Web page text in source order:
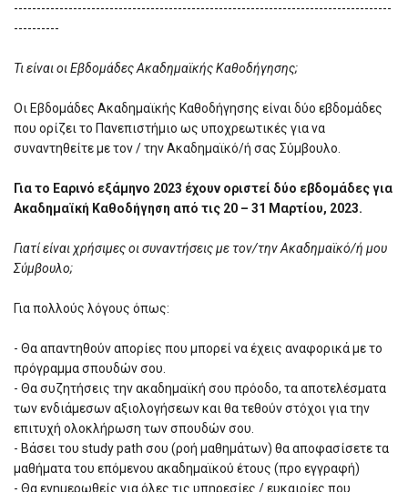
-----------------------------------------------------------------------------------
----------
Τι είναι οι Εβδομάδες Ακαδημαϊκής Καθοδήγησης;
Οι Εβδομάδες Ακαδημαϊκής Καθοδήγησης είναι δύο εβδομάδες
που ορίζει το Πανεπιστήμιο ως υποχρεωτικές για να
συναντηθείτε με τον / την Ακαδημαϊκό/ή σας Σύμβουλο.
Για το Εαρινό εξάμηνο 2023 έχουν οριστεί δύο εβδομάδες για
Ακαδημαϊκή Καθοδήγηση από τις 20 – 31 Μαρτίου, 2023.
Γιατί είναι χρήσιμες οι συναντήσεις με τον/την Ακαδημαϊκό/ή μου
Σύμβουλο;
Για πολλούς λόγους όπως:
- Θα απαντηθούν απορίες που μπορεί να έχεις αναφορικά με το
πρόγραμμα σπουδών σου.
- Θα συζητήσεις την ακαδημαϊκή σου πρόοδο, τα αποτελέσματα
των ενδιάμεσων αξιολογήσεων και θα τεθούν στόχοι για την
επιτυχή ολοκλήρωση των σπουδών σου.
- Βάσει του study path σου (ροή μαθημάτων) θα αποφασίσετε τα
μαθήματα του επόμενου ακαδημαϊκού έτους (προ εγγραφή)
- Θα ενημερωθείς για όλες τις υπηρεσίες / ευκαιρίες που